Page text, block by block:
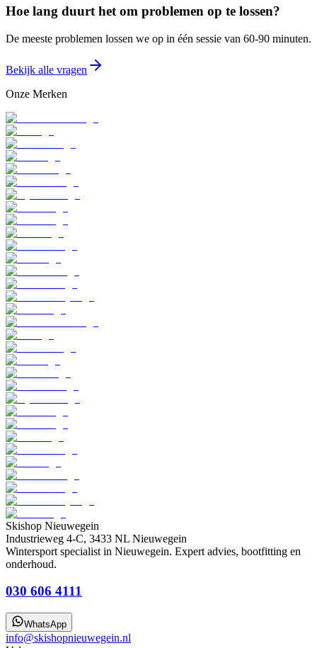
Hoe lang duurt het om problemen op te lossen?
De meeste problemen lossen we op in één sessie van 60-90 minuten.
Bekijk alle vragen
Onze Merken
Skishop Nieuwegein
Industrieweg 4-C, 3433 NL Nieuwegein
Wintersport specialist in Nieuwegein. Expert advies, bootfitting en
onderhoud.
030 606 4111
WhatsApp
info@skishopnieuwegein.nl